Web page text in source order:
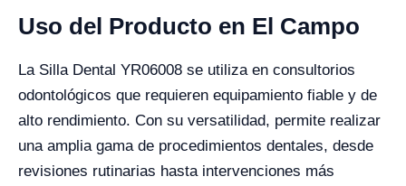
Uso del Producto en El Campo
La Silla Dental YR06008 se utiliza en consultorios
odontológicos que requieren equipamiento fiable y de
alto rendimiento. Con su versatilidad, permite realizar
una amplia gama de procedimientos dentales, desde
revisiones rutinarias hasta intervenciones más